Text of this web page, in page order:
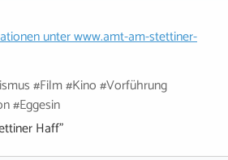
unterwww.amt-am-stettiner-
#Film #Kino #Vorführung
#Eggesin
Haff"